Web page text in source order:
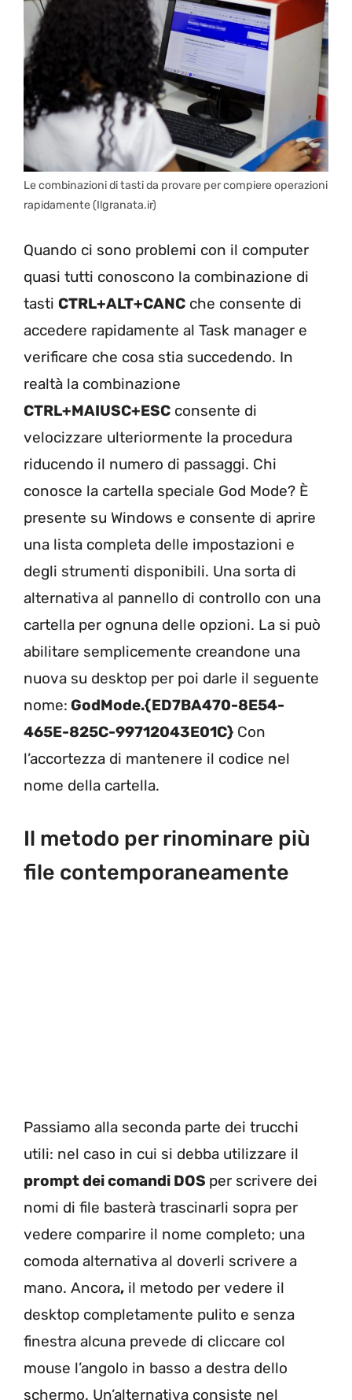
Le combinazioni di tasti da provare per compiere operazioni
rapidamente (Ilgranata.ir)
Quando ci sono problemi con il computer
quasi tutti conoscono la combinazione di
tasti CTRL+ALT+CANC che consente di
accedere rapidamente al Task manager e
verificare che cosa stia succedendo. In
realtà la combinazione
CTRL+MAIUSC+ESC consente di
velocizzare ulteriormente la procedura
riducendo il numero di passaggi. Chi
conosce la cartella speciale God Mode? È
presente su Windows e consente di aprire
una lista completa delle impostazioni e
degli strumenti disponibili. Una sorta di
alternativa al pannello di controllo con una
cartella per ognuna delle opzioni. La si può
abilitare semplicemente creandone una
nuova su desktop per poi darle il seguente
nome: GodMode.{ED7BA470-8E54-
465E-825C-99712043E01C} Con
l’accortezza di mantenere il codice nel
nome della cartella.
Il metodo per rinominare più
file contemporaneamente
Passiamo alla seconda parte dei trucchi
utili: nel caso in cui si debba utilizzare il
prompt dei comandi DOS per scrivere dei
nomi di file basterà trascinarli sopra per
vedere comparire il nome completo; una
comoda alternativa al doverli scrivere a
mano. Ancora, il metodo per vedere il
desktop completamente pulito e senza
finestra alcuna prevede di cliccare col
mouse l’angolo in basso a destra dello
schermo. Un’alternativa consiste nel